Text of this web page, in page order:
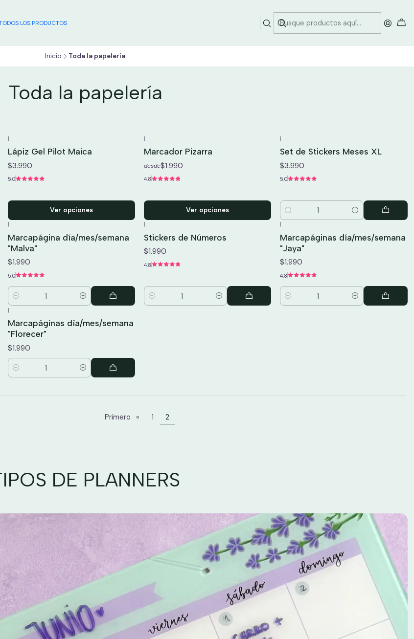
LOS PRODUCTOS
Inicio Toda la papelería
Toda la papelería
|
Lápiz Gel Pilot Maica
$3.990
5.0
Ver opciones
|
Marcador Pizarra
desde$1.990
4.8
Ver opciones
|
Set de Stickers Meses XL
$3.990
5.0
Cantidad
|
Marcapágina día/mes/semana
"Malva"
$1.990
5.0
Cantidad
|
Stickers de Números
$1.990
4.8
Cantidad
|
Marcapáginas día/mes/semana
"Jaya"
$1.990
4.8
Cantidad
|
Marcapáginas día/mes/semana
"Florecer"
$1.990
Cantidad
Primero « 1 2
DE PLANNERS